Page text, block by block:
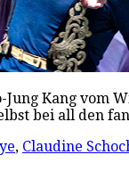
Jung Kang vom
bei all den
, Claudine